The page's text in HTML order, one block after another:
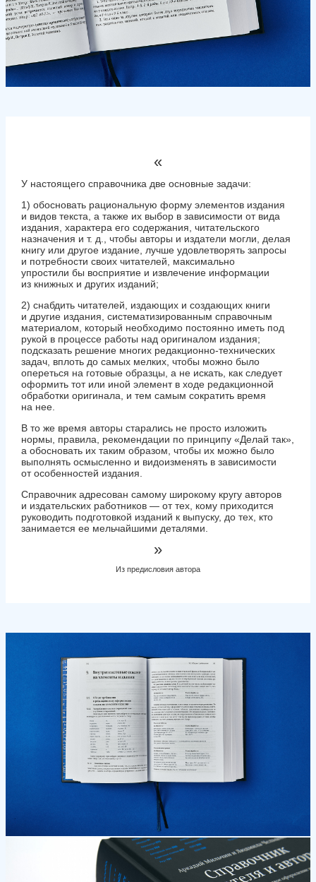
«
У настоящего справочника две основные задачи:
1) обосновать рациональную форму элементов издания
и видов текста, а также их выбор в зависимости от вида
издания, характера его содержания, читательского
назначения и т. д., чтобы авторы и издатели могли, делая
книгу или другое издание, лучше удовлетворять запросы
и потребности своих читателей, максимально
упростили бы восприятие и извлечение информации
из книжных и других изданий;
2) снабдить читателей, издающих и создающих книги
и другие издания, систематизированным справочным
материалом, который необходимо постоянно иметь под
рукой в процессе работы над оригиналом издания;
подсказать решение многих редакционно-технических
задач, вплоть до самых мелких, чтобы можно было
опереться на готовые образцы, а не искать, как следует
оформить тот или иной элемент в ходе редакционной
обработки оригинала, и тем самым сократить время
на нее.
В то же время авторы старались не просто изложить
нормы, правила, рекомендации по принципу «Делай так»,
а обосновать их таким образом, чтобы их можно было
выполнять осмысленно и видоизменять в зависимости
от особенностей издания.
Справочник адресован самому широкому кругу авторов
и издательских работников — от тех, кому приходится
руководить подготовкой изданий к выпуску, до тех, кто
занимается ее мельчайшими деталями.
»
Из предисловия автора